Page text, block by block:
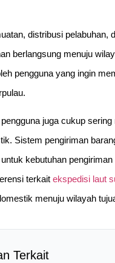
distribusi
berlangsung menuju
pengguna yang ingin
juga cukup
Sistem pengiriman
kebutuhan
terkait ekspedisi laut
menuju wilayah
Terkait